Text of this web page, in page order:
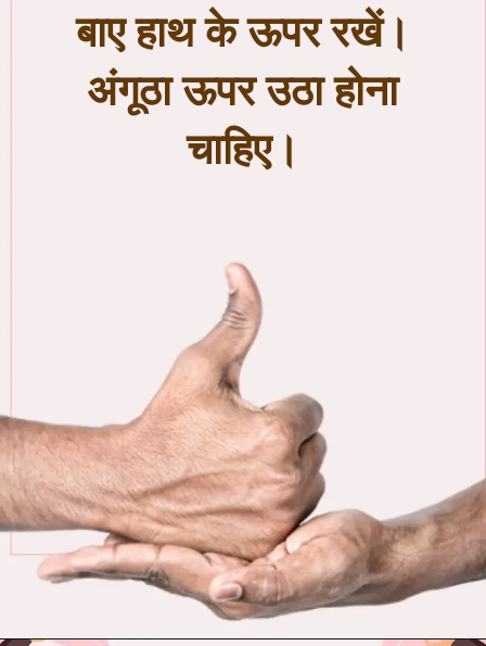
बाए हाथ के ऊपर रखें।
अंगूठा ऊपर उठा होना
चाहिए।